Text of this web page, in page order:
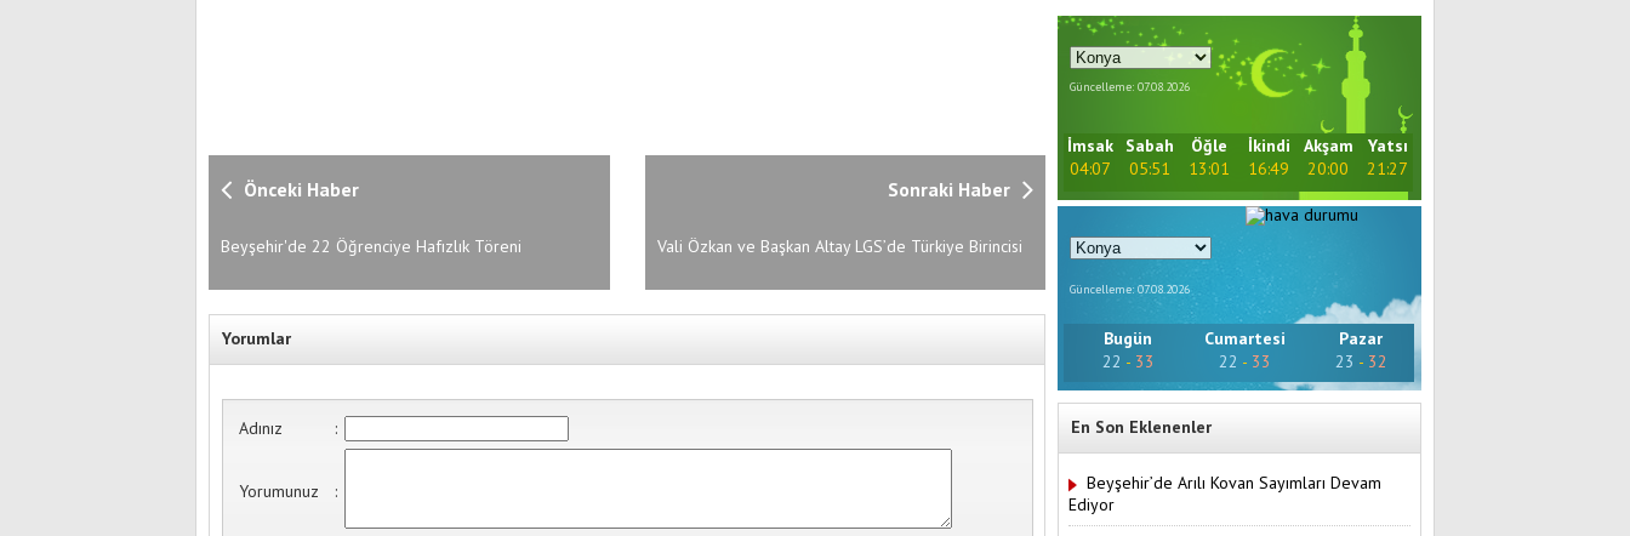
Önceki Haber
Beyşehir'de 22 Öğrenciye Hafızlık Töreni
Sonraki Haber
Vali Özkan ve Başkan Altay LGS’de Türkiye Birincisi
Yorumlar
Adınız :
Yorumunuz :
Güncelleme: 07.08.2026
İmsak
04:07
Sabah
05:51
Öğle
13:01
İkindi
16:49
Akşam
20:00
Yatsı
21:27
Güncelleme: 07.08.2026
Bugün
22 - 33
Cumartesi
22 - 33
Pazar
23 - 32
En Son Eklenenler
Beyşehir’de Arılı Kovan Sayımları Devam
Ediyor